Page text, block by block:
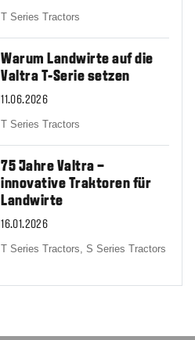
T Series Tractors
Warum Landwirte auf die
Valtra T-Serie setzen
11.06.2026
T Series Tractors
75 Jahre Valtra –
innovative Traktoren für
Landwirte
16.01.2026
T Series Tractors,S Series Tractors